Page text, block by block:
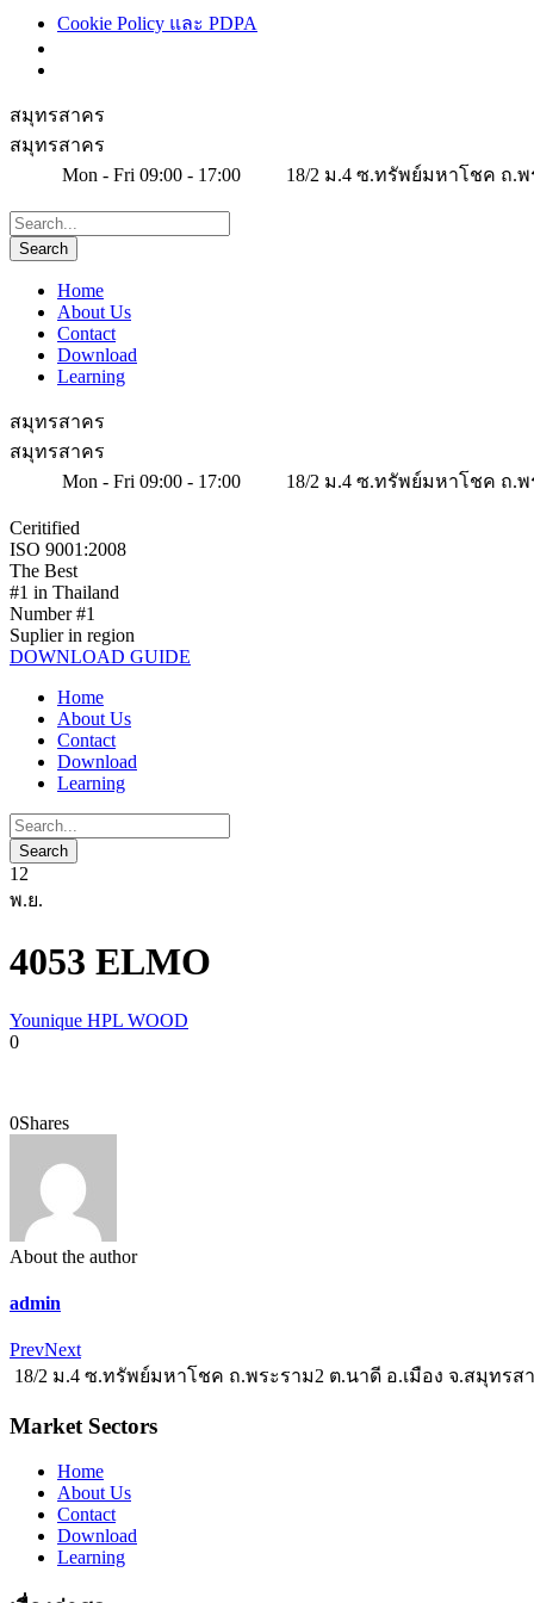
Cookie Policy และ PDPA
สมุทรสาคร
สมุทรสาคร
Mon - Fri 09:00 - 17:00
18/2 ม.4 ซ.ทรัพย์มหาโชค ถ.
Home
About Us
Contact
Download
Learning
สมุทรสาคร
สมุทรสาคร
Mon - Fri 09:00 - 17:00
18/2 ม.4 ซ.ทรัพย์มหาโชค ถ.
Ceritified
ISO 9001:2008
The Best
#1 in Thailand
Number #1
Suplier in region
DOWNLOAD GUIDE
Home
About Us
Contact
Download
Learning
12
พ.ย.
4053 ELMO
Younique HPL WOOD
0
0Shares
About the author
admin
PrevNext
18/2 ม.4 ซ.ทรัพย์มหาโชค ถ.พระราม2 ต.นาดี อ.เมือง จ.สมุทรส
Market Sectors
Home
About Us
Contact
Download
Learning